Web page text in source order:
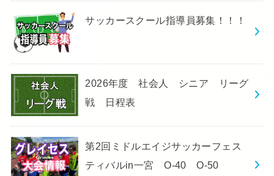
サッカースクール指導員募集！！！
2026年度 社会人 シニア リーグ
戦 日程表
第2回ミドルエイジサッカーフェス
ティバルin一宮 O-40 O-50